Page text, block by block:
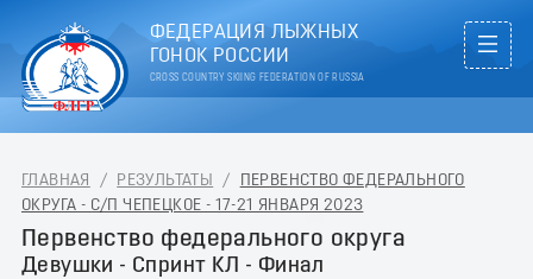
ФЕДЕРАЦИЯ ЛЫЖНЫХ
ГОНОК РОССИИ
CROSS COUNTRY SKIING FEDERATION OF RUSSIA
ГЛАВНАЯ / РЕЗУЛЬТАТЫ /
ПЕРВЕНСТВО ФЕДЕРАЛЬНОГО
ОКРУГА - С/П ЧЕПЕЦКОЕ - 17-21 ЯНВАРЯ 2023
Первенство федерального округа
Девушки - Спринт КЛ - Финал